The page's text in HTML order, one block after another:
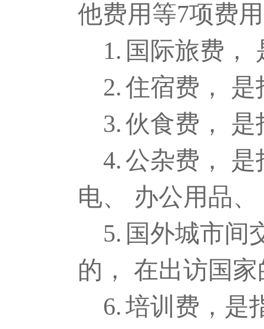
他费用等7项费
1. 国际旅费，
2.住宿费，
3.伙食费，
4.公杂费，
电、 办公用品
5. 国外城市间
的， 在出访国
6.培训费，是